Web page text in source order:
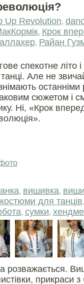
Up Revolution,
, Крок
, Райан
спекотне літо
Але не
останніми
сюжетом і
Ні, «Крок
, вишивка,
костюми для танців
, сумки,
розважається.
прикраси